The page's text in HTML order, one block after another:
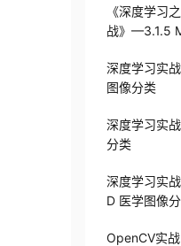
《深度学习
深度学习实
图像分类
深度学习实
分类
深度学习实
D 医学图像
OpenCV实